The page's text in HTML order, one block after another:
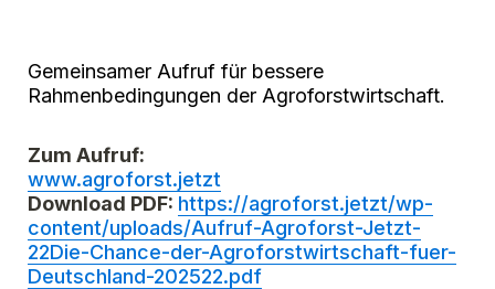
Gemeinsamer Aufruf für bessere
Rahmenbedingungen der Agroforstwirtschaft.
Zum Aufruf:
www.agroforst.jetzt
Download PDF: https://agroforst.jetzt/wp-
content/uploads/Aufruf-Agroforst-Jetzt-
22Die-Chance-der-Agroforstwirtschaft-fuer-
Deutschland-202522.pdf